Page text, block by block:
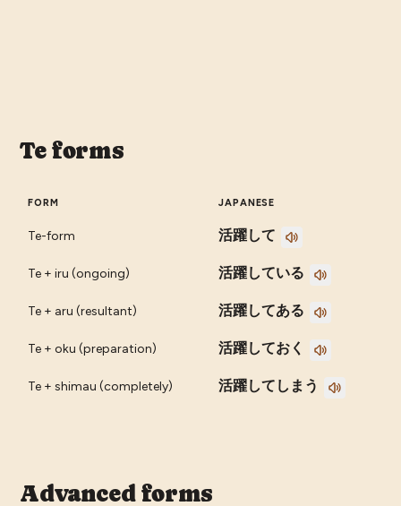
Te forms
FORM JAPANESE
Te-form 活躍して
Te + iru (ongoing) 活躍している
Te + aru (resultant) 活躍してある
Te + oku (preparation) 活躍しておく
Te + shimau (completely) 活躍してしまう
Advanced forms